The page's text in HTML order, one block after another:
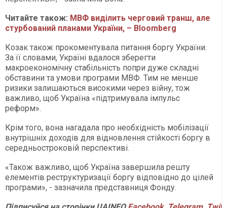
Читайте також: МВФ виділить черговий транш, але
стурбований планами України, – Bloomberg
Козак також прокоментувала питання боргу України.
За її словами, Україні вдалося зберегти
макроекономічну стабільність попри дуже складні
обставини та умови програми МВФ. Тим не менше
ризики залишаються високими через війну, тож
важливо, щоб Україна «підтримувала імпульс
реформ».
Крім того, вона нагадала про необхідність мобілізації
внутрішніх доходів для відновлення стійкості боргу в
середньостроковій перспективі.
«Також важливо, щоб Україна завершила решту
елементів реструктуризації боргу відповідно до цілей
програми», - зазначила представниця Фонду.